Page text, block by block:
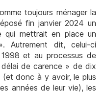
toujours ménager la
fin janvier 2024 un
qui mettrait en place un
Autrement dit, celui-ci
et au processus de
de carence » de dix
(et donc à y avoir, le plus
années de leur vie), les